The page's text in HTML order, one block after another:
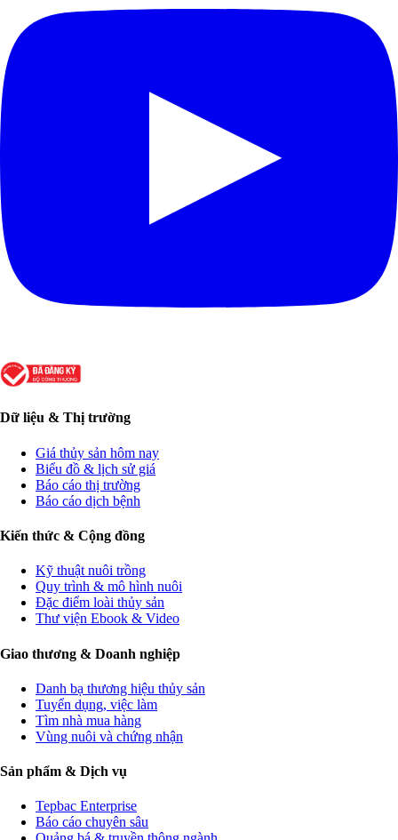
Dữ liệu & Thị trường
Giá thủy sản hôm nay
Biểu đồ & lịch sử giá
Báo cáo thị trường
Báo cáo dịch bệnh
Kiến thức & Cộng đồng
Kỹ thuật nuôi trồng
Quy trình & mô hình nuôi
Đặc điểm loài thủy sản
Thư viện Ebook & Video
Giao thương & Doanh nghiệp
Danh bạ thương hiệu thủy sản
Tuyển dụng, việc làm
Tìm nhà mua hàng
Vùng nuôi và chứng nhận
Sản phẩm & Dịch vụ
Tepbac Enterprise
Báo cáo chuyên sâu